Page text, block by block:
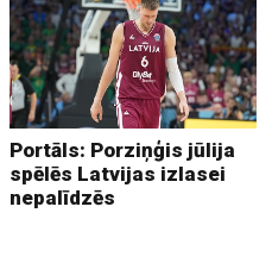
Portāls: Porziņģis jūlija
spēlēs Latvijas izlasei
nepalīdzēs